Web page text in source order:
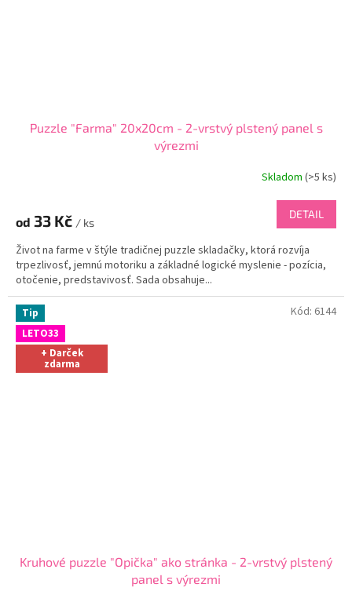
Puzzle "Farma" 20x20cm - 2-vrstvý plstený panel s
výrezmi
Skladom (>5 ks)
od 33 Kč / ks
DETAIL
Život na farme v štýle tradičnej puzzle skladačky, ktorá rozvíja
trpezlivosť, jemnú motoriku a základné logické myslenie - pozícia,
otočenie, predstavivosť. Sada obsahuje...
Tip
LETO33
+ Darček
zdarma
Kruhové puzzle "Opička" ako stránka - 2-vrstvý plstený
panel s výrezmi
Kód: 6144